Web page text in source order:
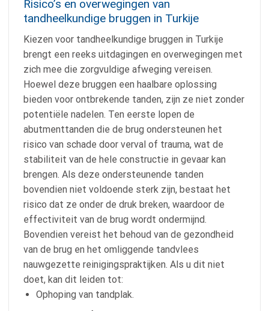
Risico’s en overwegingen van
tandheelkundige bruggen in Turkije
Kiezen voor tandheelkundige bruggen in Turkije
brengt een reeks uitdagingen en overwegingen met
zich mee die zorgvuldige afweging vereisen.
Hoewel deze bruggen een haalbare oplossing
bieden voor ontbrekende tanden, zijn ze niet zonder
potentiële nadelen. Ten eerste lopen de
abutmenttanden die de brug ondersteunen het
risico van schade door verval of trauma, wat de
stabiliteit van de hele constructie in gevaar kan
brengen. Als deze ondersteunende tanden
bovendien niet voldoende sterk zijn, bestaat het
risico dat ze onder de druk breken, waardoor de
effectiviteit van de brug wordt ondermijnd.
Bovendien vereist het behoud van de gezondheid
van de brug en het omliggende tandvlees
nauwgezette reinigingspraktijken. Als u dit niet
doet, kan dit leiden tot:
Ophoping van tandplak.